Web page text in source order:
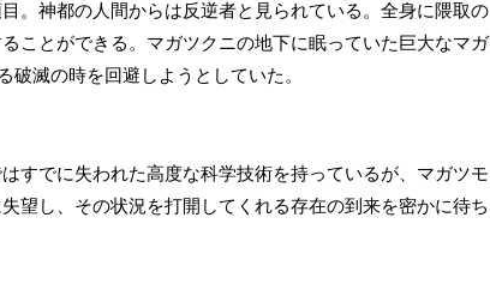
。神都の人間からは反逆者と見られている。全身に隈取の
ことができる。マガツクニの地下に眠っていた巨大なマガ
破滅の時を回避しようとしていた。
すでに失われた高度な科学技術を持っているが、マガツモ
望し、その状況を打開してくれる存在の到来を密かに待ち